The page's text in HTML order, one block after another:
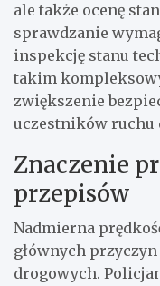
ale także ocenę
sprawdzanie
inspekcję stanu
takim
zwiększenie
uczestników ruchu
Znaczenie
przepisów
Nadmierna
głównych
drogowych.